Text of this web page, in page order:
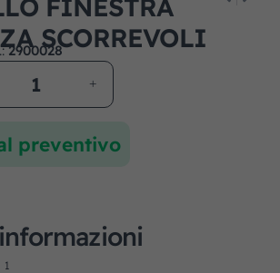
FINESTRA
SCORREVOLI
2900028
preventivo
1